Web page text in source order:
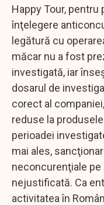
Happy Tour, pentru
înţelegere
legătură cu
măcar nu a fost
investigată, iar
dosarul de
corect al
reduse la
perioadei
mai ales,
neconcurenţiale
nejustificată. Ca
activitatea în